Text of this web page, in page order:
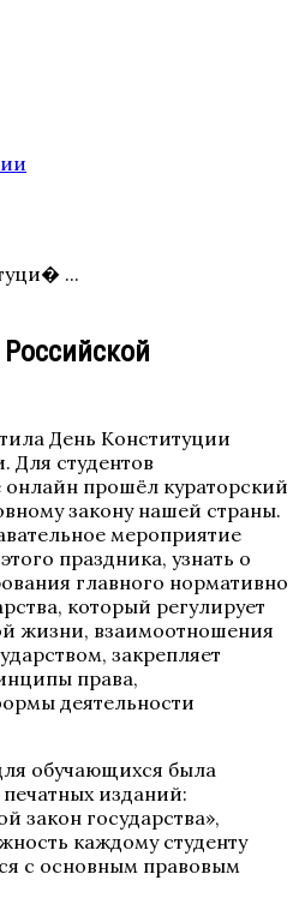
...
День Конституции
Для студентов
прошёл кураторский
закону нашей страны.
мероприятие
праздника, узнать о
главного нормативно
который регулирует
жизни, взаимоотношения
закрепляет
права,
деятельности
обучающихся была
изданий:
закон государства»,
каждому студенту
с основным правовым